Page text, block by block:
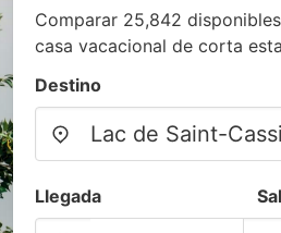
Comparar 25,842
casa vacacional de corta
Destino
Llegada